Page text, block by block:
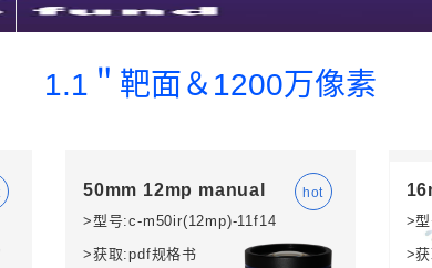
1.1＂靶面＆1200万像素
50mm 12mp manual
>型号:c-m50ir(12mp)-11f14
>获取:pdf规格书
>
>